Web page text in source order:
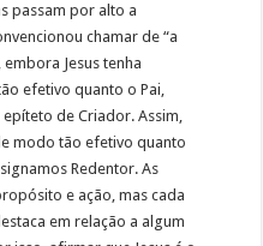
passam por alto a
chamar de “a
Jesus tenha
efetivo quanto o Pai,
de Criador. Assim,
modo tão efetivo quanto
Redentor. As
e ação, mas cada
em relação a algum